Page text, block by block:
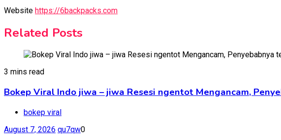
Website https://6backpacks.com
Related Posts
3 mins read
Bokep Viral Indo jiwa – jiwa Resesi ngentot Mengancam,
bokep viral
August 7, 2026 qu7qw0